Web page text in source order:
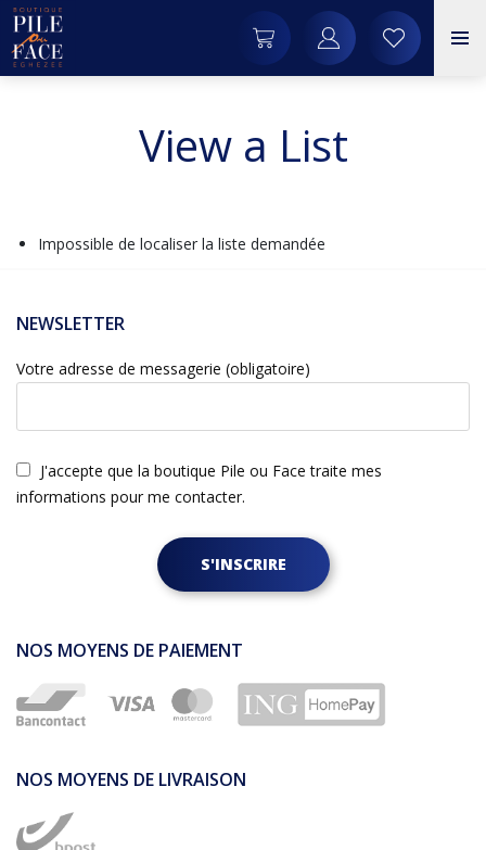
View a List
Impossible de localiser la liste demandée
NEWSLETTER
Votre adresse de messagerie (obligatoire)
J'accepte que la boutique Pile ou Face traite mes
informations pour me contacter.
S'INSCRIRE
NOS MOYENS DE PAIEMENT
NOS MOYENS DE LIVRAISON